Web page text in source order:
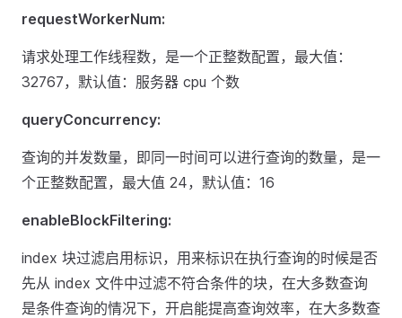
requestWorkerNum:
请求处理工作线程数，是一个正整数配置，最大值：
32767，默认值：服务器 cpu 个数
queryConcurrency:
查询的并发数量，即同一时间可以进行查询的数量，是一
个正整数配置，最大值 24，默认值：16
enableBlockFiltering:
index 块过滤启用标识，用来标识在执行查询的时候是否
先从 index 文件中过滤不符合条件的块，在大多数查询
是条件查询的情况下，开启能提高查询效率，在大多数查